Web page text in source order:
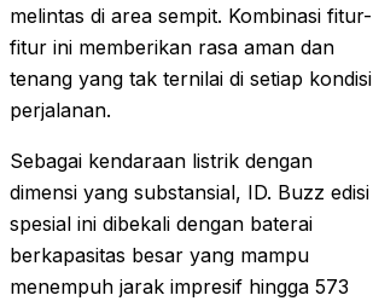
melintas di area sempit. Kombinasi fitur-
fitur ini memberikan rasa aman dan
tenang yang tak ternilai di setiap kondisi
perjalanan.
Sebagai kendaraan listrik dengan
dimensi yang substansial, ID. Buzz edisi
spesial ini dibekali dengan baterai
berkapasitas besar yang mampu
menempuh jarak impresif hingga 573